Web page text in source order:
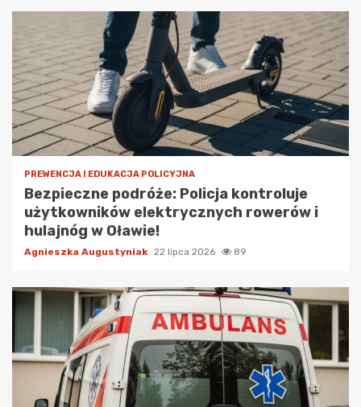
PREWENCJA I EDUKACJA POLICYJNA
Bezpieczne podróże: Policja kontroluje
użytkowników elektrycznych rowerów i
hulajnóg w Oławie!
Agnieszka Augustyniak 22 lipca 2026 89